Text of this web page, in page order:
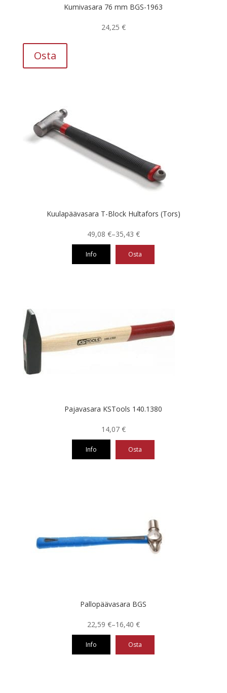
Kumivasara 76 mm BGS-1963
24,25 €
Osta
Kuulapäävasara T-Block Hultafors (Tors)
35,43 €
–
49,08 €Hintaluokka:
35,43 €
Info Osta
muunnelma.
Voit
tehdä
valinnat
tuotteen
sivulla.
Pajavasara KSTools 140.1380
14,07 €
Info Osta
Pallopäävasara BGS
16,40 €
–
22,59 €Hintaluokka:
16,40 €
Info Osta